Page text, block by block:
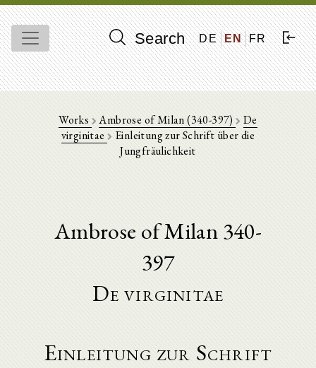
Search DE EN FR
Works Ambrose of Milan (340-397) De
virginitae Einleitung zur Schrift über die
Jungfräulichkeit
Ambrose of Milan 340-
397
De virginitae
Einleitung zur Schrift